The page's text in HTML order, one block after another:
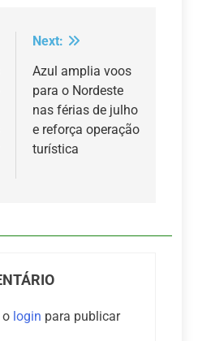
Next:
Azul amplia voos
para o Nordeste
nas férias de julho
e reforça operação
turística
o login para publicar